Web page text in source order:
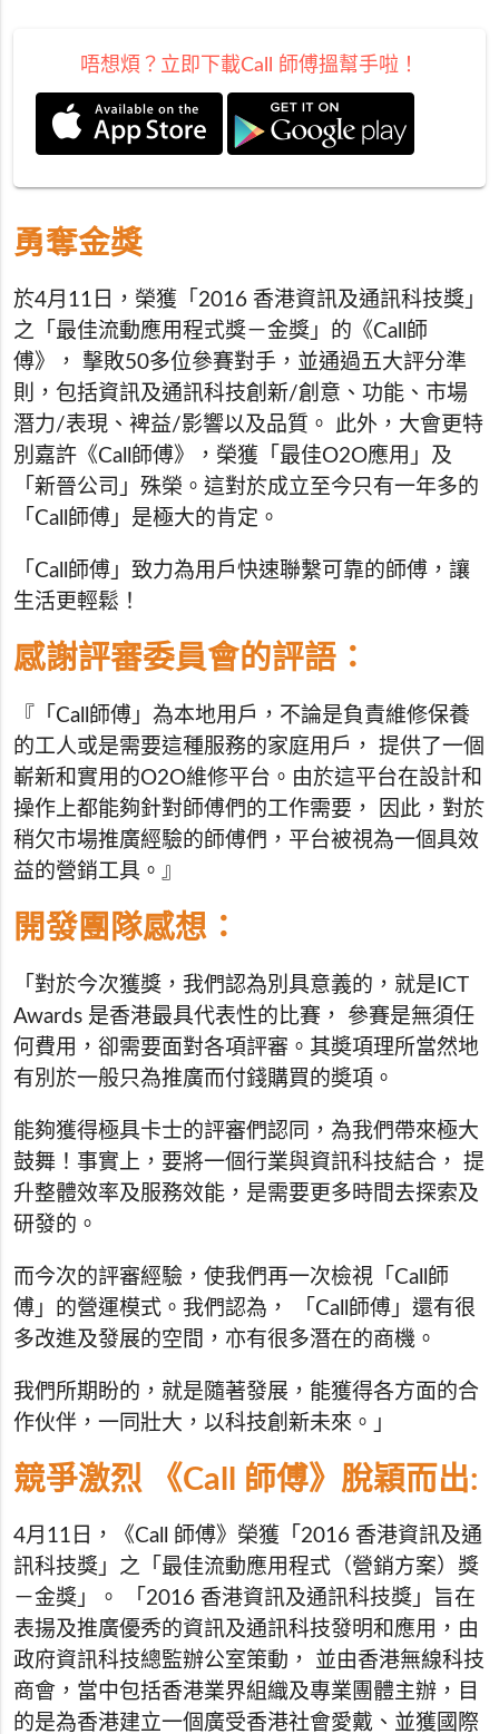
唔想煩？立即下載Call 師傅搵幫手啦！
勇奪金獎
於4月11日，榮獲「2016 香港資訊及通訊科技獎」
之「最佳流動應用程式獎－金獎」的《Call師
傅》， 擊敗50多位參賽對手，並通過五大評分準
則，包括資訊及通訊科技創新/創意、功能、市場
潛力/表現、裨益/影響以及品質。 此外，大會更特
別嘉許《Call師傅》，榮獲「最佳O2O應用」及
「新晉公司」殊榮。這對於成立至今只有一年多的
「Call師傅」是極大的肯定。
「Call師傅」致力為用戶快速聯繫可靠的師傅，讓
生活更輕鬆！
感謝評審委員會的評語：
『「Call師傅」為本地用戶，不論是負責維修保養
的工人或是需要這種服務的家庭用戶， 提供了一個
嶄新和實用的O2O維修平台。由於這平台在設計和
操作上都能夠針對師傅們的工作需要， 因此，對於
稍欠市場推廣經驗的師傅們，平台被視為一個具效
益的營銷工具。』
開發團隊感想：
「對於今次獲獎，我們認為別具意義的，就是ICT
Awards 是香港最具代表性的比賽， 參賽是無須任
何費用，卻需要面對各項評審。其奬項理所當然地
有別於一般只為推廣而付錢購買的奬項。
能夠獲得極具卡士的評審們認同，為我們帶來極大
鼓舞！事實上，要將一個行業與資訊科技結合， 提
升整體效率及服務效能，是需要更多時間去探索及
研發的。
而今次的評審經驗，使我們再一次檢視「Call師
傅」的營運模式。我們認為， 「Call師傅」還有很
多改進及發展的空間，亦有很多潛在的商機。
我們所期盼的，就是隨著發展，能獲得各方面的合
作伙伴，一同壯大，以科技創新未來。」
競爭激烈 《Call 師傅》脫穎而出:
4月11日，《Call 師傅》榮獲「2016 香港資訊及通
訊科技獎」之「最佳流動應用程式（營銷方案）獎
－金獎」。 「2016 香港資訊及通訊科技獎」旨在
表揚及推廣優秀的資訊及通訊科技發明和應用，由
政府資訊科技總監辦公室策動， 並由香港無線科技
商會，當中包括香港業界組織及專業團體主辦，目
的是為香港建立一個廣受香港社會愛戴、並獲國際